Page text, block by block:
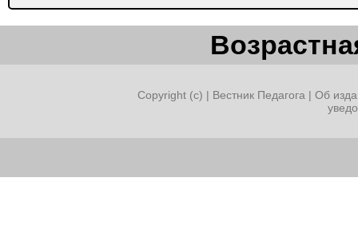
Copyright (c) | Вестник Педагога | Об